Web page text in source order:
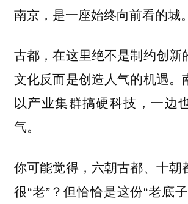
南京，是一座始终向前看的城。
古都，在这里绝不是制约创新
文化反而是创造人气的机遇。
以产业集群搞硬科技，一边
气。
你可能觉得，六朝古都、十朝
很“老”？但恰恰是这份“老底